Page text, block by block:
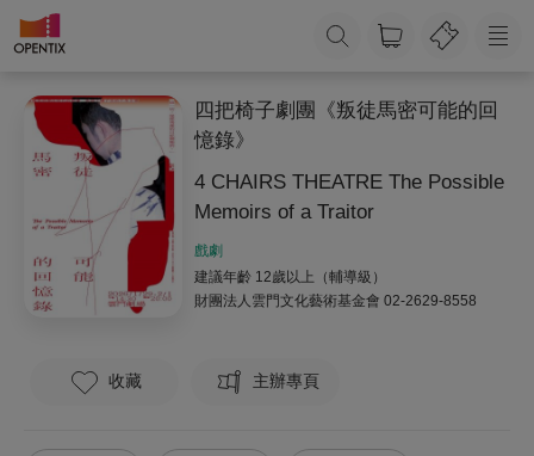
四把椅子劇團《叛徒馬密可能的回
憶錄》
4 CHAIRS THEATRE The Possible
Memoirs of a Traitor
戲劇
建議年齡 12歲以上（輔導級）
財團法人雲門文化藝術基金會 02-2629-8558
收藏 主辦專頁